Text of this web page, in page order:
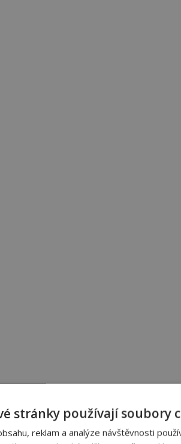
stránky používají soubory
reklam a analýze návštěvnosti